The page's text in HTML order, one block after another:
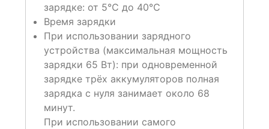
зарядке: от 5℃ до 40℃
Время зарядки
При использовании зарядного
устройства (максимальная мощность
зарядки 65 Вт): при одновременной
зарядке трёх аккумуляторов полная
зарядка с нуля занимает около 68
минут.
При использовании самого